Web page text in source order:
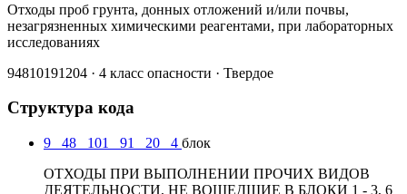
Отходы проб грунта, донных отложений и/или почвы,
незагрязненных химическими реагентами, при лабораторных
исследованиях
94810191204 · 4 класс опасности · Твердое
Структура кода
9 48 101 91 20 4 блок
ОТХОДЫ ПРИ ВЫПОЛНЕНИИ ПРОЧИХ ВИДОВ
ДЕЯТЕЛЬНОСТИ, НЕ ВОШЕДШИЕ В БЛОКИ 1 - 3, 6